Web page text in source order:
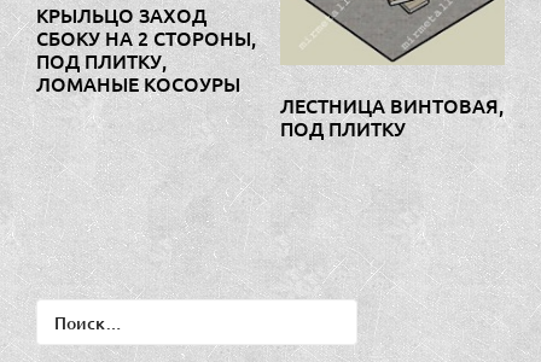
КРЫЛЬЦО ЗАХОД
СБОКУ НА 2 СТОРОНЫ,
ПОД ПЛИТКУ,
ЛОМАНЫЕ КОСОУРЫ
ЛЕСТНИЦА ВИНТОВАЯ,
ПОД ПЛИТКУ
Найти: